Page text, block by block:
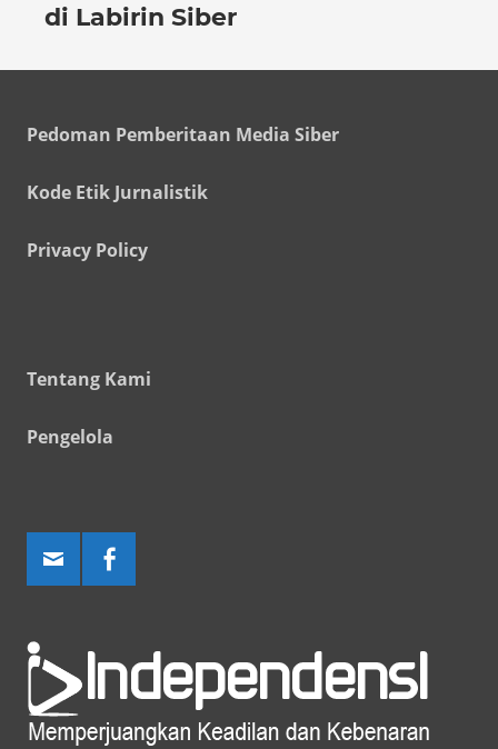
di Labirin Siber
Pedoman Pemberitaan Media Siber
Kode Etik Jurnalistik
Privacy Policy
Tentang Kami
Pengelola